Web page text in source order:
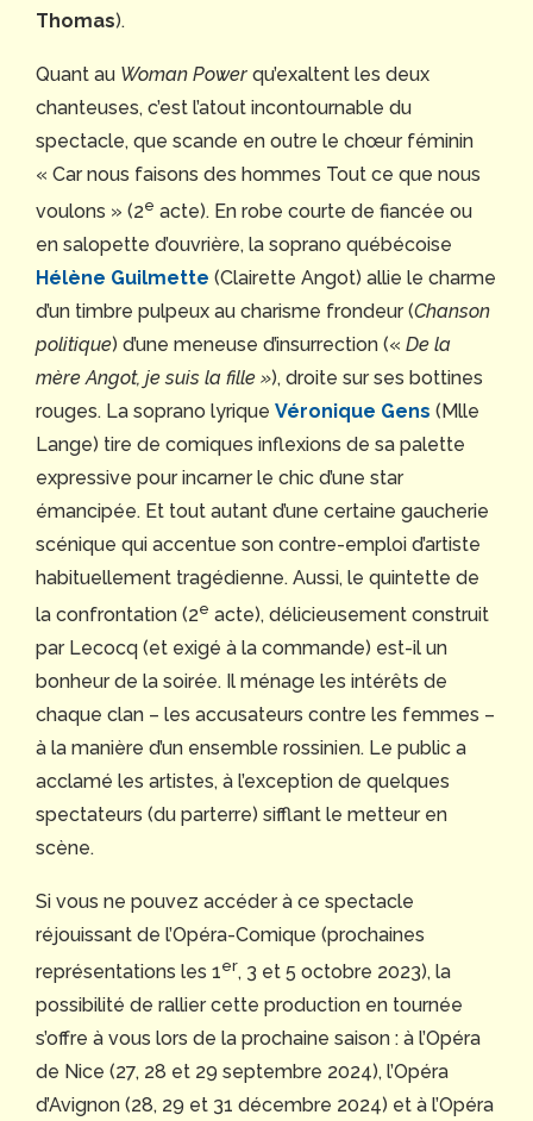
Thomas).
Quant au Woman Power qu’exaltent les deux
chanteuses, c’est l’atout incontournable du
spectacle, que scande en outre le chœur féminin
« Car nous faisons des hommes Tout ce que nous
voulons » (2e acte). En robe courte de fiancée ou
en salopette d’ouvrière, la soprano québécoise
Hélène Guilmette (Clairette Angot) allie le charme
d’un timbre pulpeux au charisme frondeur (Chanson
politique) d’une meneuse d’insurrection (« De la
mère Angot, je suis la fille »), droite sur ses bottines
rouges. La soprano lyrique Véronique Gens (Mlle
Lange) tire de comiques inflexions de sa palette
expressive pour incarner le chic d’une star
émancipée. Et tout autant d’une certaine gaucherie
scénique qui accentue son contre-emploi d’artiste
habituellement tragédienne. Aussi, le quintette de
la confrontation (2e acte), délicieusement construit
par Lecocq (et exigé à la commande) est-il un
bonheur de la soirée. Il ménage les intérêts de
chaque clan – les accusateurs contre les femmes –
à la manière d’un ensemble rossinien. Le public a
acclamé les artistes, à l’exception de quelques
spectateurs (du parterre) sifflant le metteur en
scène.
Si vous ne pouvez accéder à ce spectacle
réjouissant de l’Opéra-Comique (prochaines
représentations les 1er, 3 et 5 octobre 2023), la
possibilité de rallier cette production en tournée
s’offre à vous lors de la prochaine saison : à l’Opéra
de Nice (27, 28 et 29 septembre 2024), l’Opéra
d’Avignon (28, 29 et 31 décembre 2024) et à l’Opéra